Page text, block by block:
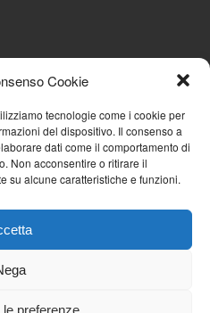
Cookie
tecnologie come i cookie per
del dispositivo. Il consenso a
dati come il comportamento di
Non acconsentire o ritirare il
su alcune caratteristiche e funzioni.
preferenze
AziendaCondominio